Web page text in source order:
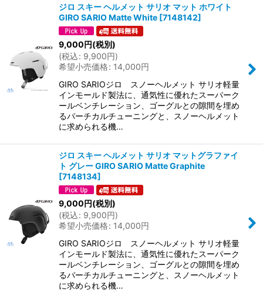
ジロ スキー ヘルメット サリオ マット ホワイト
GIRO SARIO Matte White [7148142]
9,000円(税別)
(税込: 9,900円)
希望小売価格: 14,000円
GIRO SARIOジロ スノーヘルメット サリオ軽量
インモールド製法に、通気性に優れたスーパーク
ールベンチレーション、ゴーグルとの隙間を埋め
るバーチカルチューニングと、スノーヘルメット
に求められる機…
ジロ スキー ヘルメット サリオ マットグラファイ
ト グレー GIRO SARIO Matte Graphite
[7148134]
9,000円(税別)
(税込: 9,900円)
希望小売価格: 14,000円
GIRO SARIOジロ スノーヘルメット サリオ軽量
インモールド製法に、通気性に優れたスーパーク
ールベンチレーション、ゴーグルとの隙間を埋め
るバーチカルチューニングと、スノーヘルメット
に求められる機…